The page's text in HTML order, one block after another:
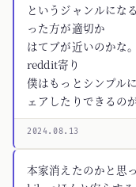
というジャンルに
った方が適切か
はてブが近いのかな
reddit寄り
僕はもっとシンプル
ェアしたりできるの
2024.08.13
本家消えたのかと思